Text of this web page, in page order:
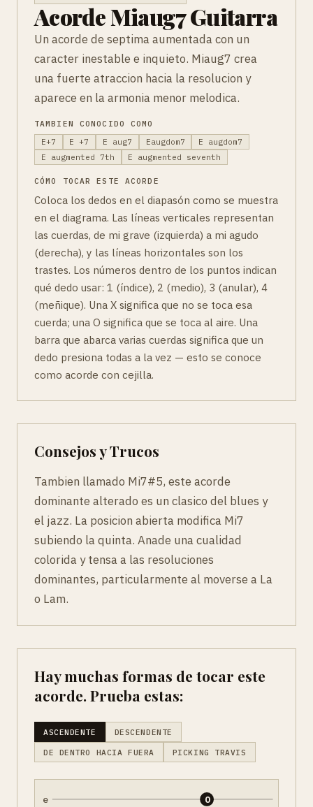
Acorde Miaug7 Guitarra
Un acorde de septima aumentada con un
caracter inestable e inquieto. Miaug7 crea
una fuerte atraccion hacia la resolucion y
aparece en la armonia menor melodica.
TAMBIEN CONOCIDO COMO
E+7
E +7 E aug7 Eaugdom7
E augdom7
E augmented 7th
E augmented seventh
CÓMO TOCAR ESTE ACORDE
Coloca los dedos en el diapasón como se muestra
en el diagrama. Las líneas verticales representan
las cuerdas, de mi grave (izquierda) a mi agudo
(derecha), y las líneas horizontales son los
trastes. Los números dentro de los puntos indican
qué dedo usar: 1 (índice), 2 (medio), 3 (anular), 4
(meñique). Una X significa que no se toca esa
cuerda; una O significa que se toca al aire. Una
barra que abarca varias cuerdas significa que un
dedo presiona todas a la vez — esto se conoce
como acorde con cejilla.
Consejos y Trucos
Tambien llamado Mi7#5, este acorde
dominante alterado es un clasico del blues y
el jazz. La posicion abierta modifica Mi7
subiendo la quinta. Anade una cualidad
colorida y tensa a las resoluciones
dominantes, particularmente al moverse a La
o Lam.
Hay muchas formas de tocar este
acorde. Prueba estas:
ASCENDENTE DESCENDENTE
DE DENTRO HACIA FUERA PICKING TRAVIS
e
0